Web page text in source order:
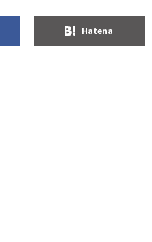
Hatena